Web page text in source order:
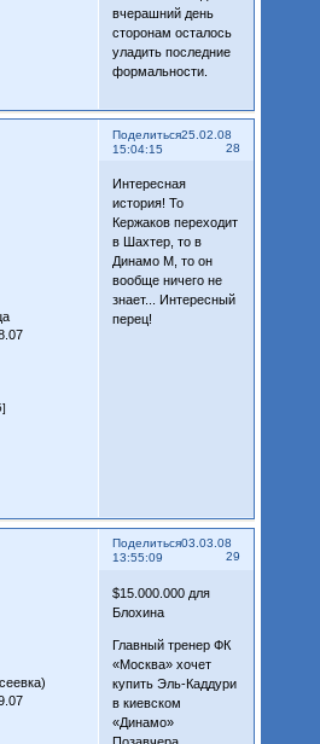
вчерашний день
сторонам осталось
уладить последние
формальности.
Поделиться
28
25.02.08
15:04:15
Интересная
история! То
Кержаков переходит
в Шахтер, то в
Динамо М, то он
вообще ничего не
знает... Интересный
перец!
Поделиться
29
03.03.08
13:55:09
$15.000.000 для
Блохина
Главный тренер ФК
«Москва» хочет
купить Эль-Каддури
в киевском
«Динамо»
Позавчера